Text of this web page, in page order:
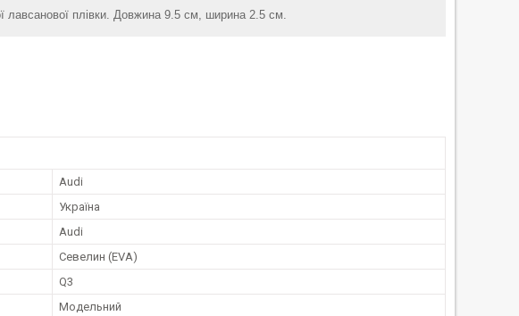
лавсанової плівки. Довжина 9.5 см, ширина 2.5 см.
Audi
Україна
Audi
Севелин (EVA)
Q3
Модельний